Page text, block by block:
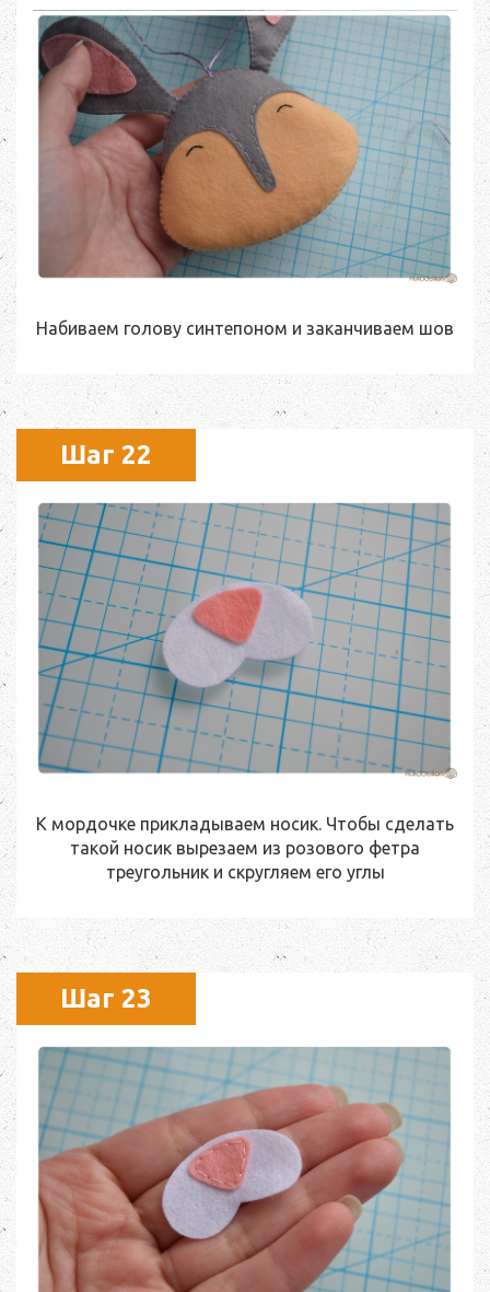
Набиваем голову синтепоном и заканчиваем шов
Шаг 22
К мордочке прикладываем носик. Чтобы сделать
такой носик вырезаем из розового фетра
треугольник и скругляем его углы
Шаг 23